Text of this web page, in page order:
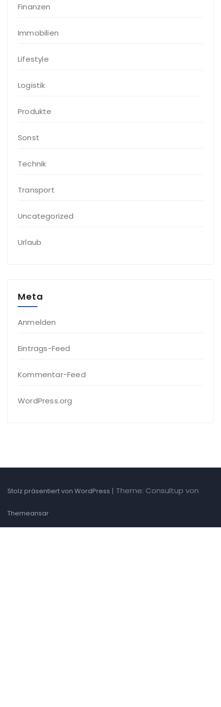
Finanzen
Immobilien
Lifestyle
Logistik
Produkte
Sonst
Technik
Transport
Uncategorized
Urlaub
Meta
Anmelden
Eintrags-Feed
Kommentar-Feed
WordPress.org
Stolz präsentiert von WordPress | Theme: Consultup von
Themeansar